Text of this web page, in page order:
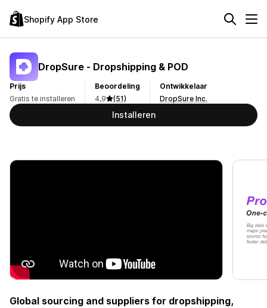
Shopify App Store
DropSure ‑ Dropshipping & POD
Prijs
Gratis te installeren
Beoordeling
4,9
(51)
Ontwikkelaar
DropSure Inc.
Installeren
Global sourcing and suppliers for dropshipping,